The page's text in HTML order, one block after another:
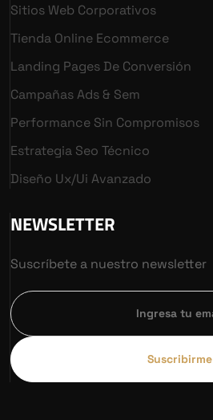
Sitios Web Corporativos
Tienda Online Ecommerce
Landing Pages De Conversión
Campañas Ads & Sem
Performance Sin Compromisos
Estrategia Seo Técnico
Diseño Ux/ui Avanzado
NEWSLETTER
Suscríbete a nuestro newsletter
Suscribirme